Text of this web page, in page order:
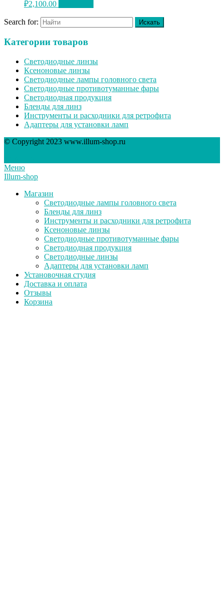
₽2,100.00
Search for:
Категории товаров
Светодиодные линзы
Ксеноновые линзы
Светодиодные лампы головного света
Светодиодные противотуманные фары
Светодиодная продукция
Бленды для линз
Инструменты и расходники для ретрофита
Адаптеры для установки ламп
© Copyright 2023 www.illum-shop.ru
Меню
Illum-shop
Магазин
Светодиодные лампы головного света
Бленды для линз
Инструменты и расходники для ретрофита
Ксеноновые линзы
Светодиодные противотуманные фары
Светодиодная продукция
Светодиодные линзы
Адаптеры для установки ламп
Установочная студия
Доставка и оплата
Отзывы
Корзина